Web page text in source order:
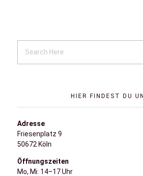
HIER FINDEST DU
Adresse
Friesenplatz 9
50672 Köln
Öffnungszeiten
Mo, Mi: 14–17 Uhr